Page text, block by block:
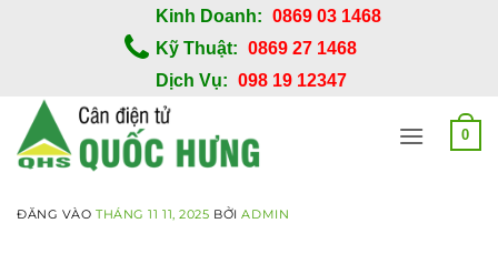
dung
Kinh Doanh: 0869 03 1468
Kỹ Thuật: 0869 27 1468
Dịch Vụ: 098 19 12347
0
ĐĂNG VÀOTHÁNG 11 11, 2025 BỞIADMIN